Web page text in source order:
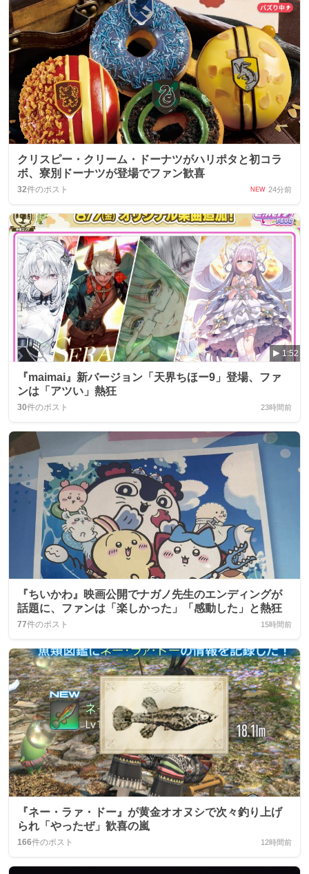
クリスピー・クリーム・ドーナツがハリポタと初コラ
ボ、寮別ドーナツが登場でファン歓喜
32件のポスト NEW 24分前
1:52
『maimai』新バージョン「天界ちほー9」登場、ファ
ンは「アツい」熱狂
30件のポスト 23時間前
『ちいかわ』映画公開でナガノ先生のエンディングが
話題に、ファンは「楽しかった」「感動した」と熱狂
77件のポスト 15時間前
『ネー・ラァ・ドー』が黄金オオヌシで次々釣り上げ
られ「やったぜ」歓喜の嵐
166件のポスト 12時間前